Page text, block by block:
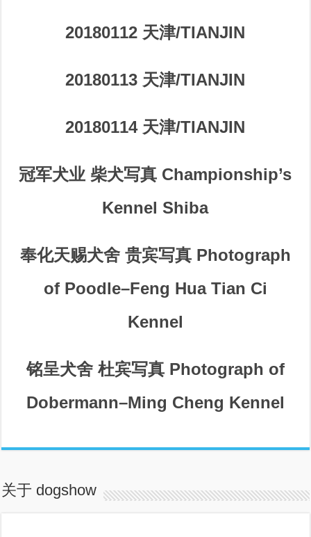
20180112 天津/TIANJIN
20180113 天津/TIANJIN
20180114 天津/TIANJIN
冠军犬业 柴犬写真 Championship’s
Kennel Shiba
奉化天赐犬舍 贵宾写真 Photograph
of Poodle–Feng Hua Tian Ci
Kennel
铭呈犬舍 杜宾写真 Photograph of
Dobermann–Ming Cheng Kennel
关于 dogshow